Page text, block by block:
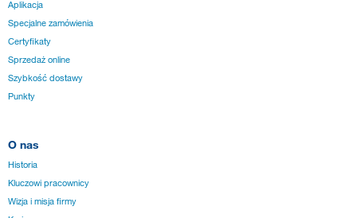
Aplikacja
Specjalne zamówienia
Certyfikaty
Sprzedaż online
Szybkość dostawy
Punkty
O nas
Historia
Kluczowi pracownicy
Wizja i misja firmy